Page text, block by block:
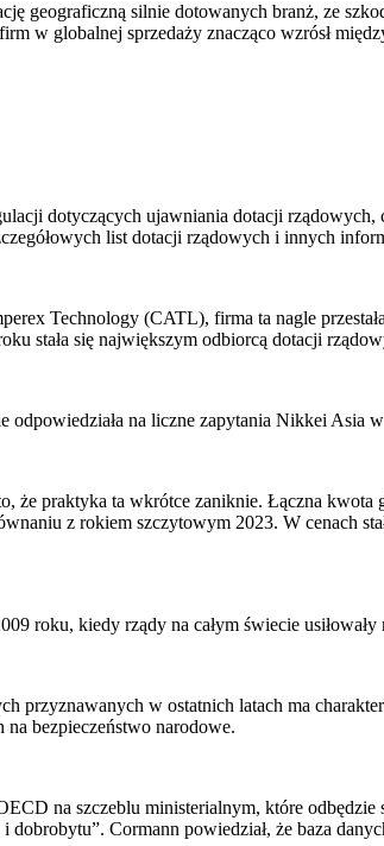
geograficzną silnie dotowanych branż, ze
w globalnej sprzedaży znacząco wzrósł
dotyczących ujawniania dotacji
list dotacji rządowych i innych
Technology (CATL), firma ta nagle
stała się największym odbiorcą dotacji
odpowiedziała na liczne zapytania Nikkei Asia
że praktyka ta wkrótce zaniknie. Łączna
z rokiem szczytowym 2023. W cenach
roku, kiedy rządy na całym świecie
przyznawanych w ostatnich latach ma
bezpieczeństwo narodowe.
na szczeblu ministerialnym, które
Cormann powiedział, że baza